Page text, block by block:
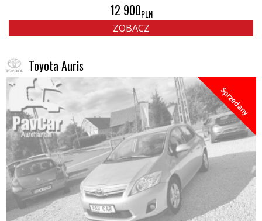
12 900PLN
ZOBACZ
Toyota Auris
Sprzedany